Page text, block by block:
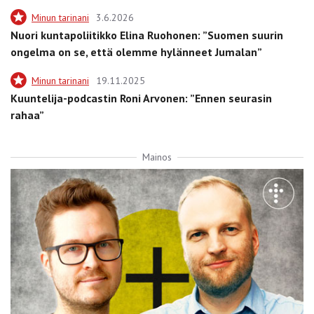
Minun tarinani 3.6.2026
Nuori kuntapoliitikko Elina Ruohonen: ”Suomen suurin
ongelma on se, että olemme hylänneet Jumalan”
Minun tarinani 19.11.2025
Kuuntelija-podcastin Roni Arvonen: ”Ennen seurasin
rahaa”
Mainos